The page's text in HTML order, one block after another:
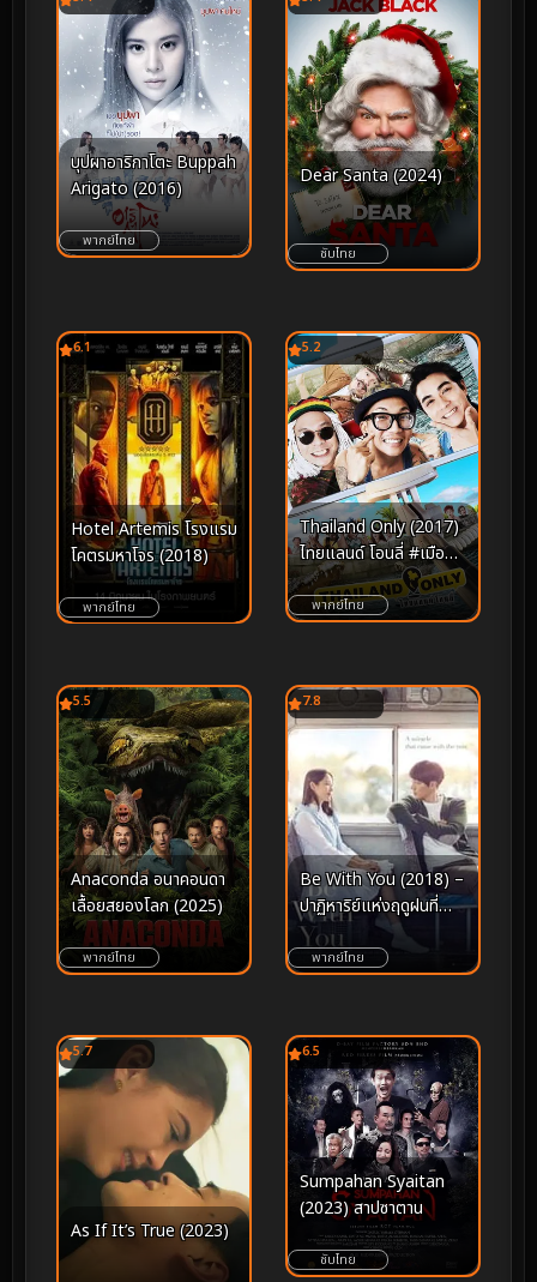
บุปผาอาริกาโตะ Buppah
Arigato (2016)
พากย์ไทย
Dear Santa (2024)
ซับไทย
6.1
Hotel Artemis โรงแรม
โคตรมหาโจร (2018)
พากย์ไทย
5.2
Thailand Only (2017)
ไทยแลนด์ โอนลี่ #เมือง
ไทยอะไรก็ได้
พากย์ไทย
5.5
Anaconda อนาคอนดา
เลื้อยสยองโลก (2025)
พากย์ไทย
7.8
Be With You (2018) –
ปาฏิหาริย์แห่งฤดูฝนที่
พิสูจน์ว่า “รักแท้” ก้าวข้าม
ขีดจำกัดของกาลเวลา
พากย์ไทย
5.7
As If It’s True (2023)
6.5
Sumpahan Syaitan
(2023) สาปซาตาน
ซับไทย